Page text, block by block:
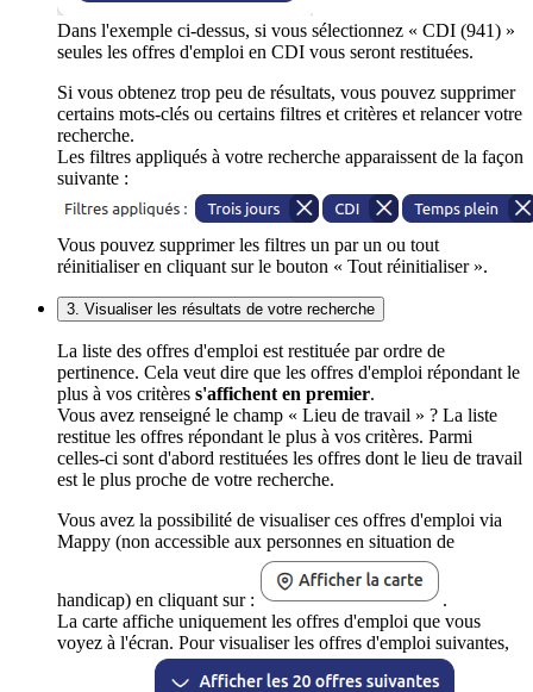
Dans l'exemple ci-dessus, si vous sélectionnez « CDI (941) »
seules les offres d'emploi en CDI vous seront restituées.
Si vous obtenez trop peu de résultats, vous pouvez supprimer
certains mots-clés ou certains filtres et critères et relancer votre
recherche.
Les filtres appliqués à votre recherche apparaissent de la façon
suivante :
Vous pouvez supprimer les filtres un par un ou tout
réinitialiser en cliquant sur le bouton « Tout réinitialiser ».
3. Visualiser les résultats de votre recherche
La liste des offres d'emploi est restituée par ordre de
pertinence. Cela veut dire que les offres d'emploi répondant le
plus à vos critères s'affichent en premier.
Vous avez renseigné le champ « Lieu de travail » ? La liste
restitue les offres répondant le plus à vos critères. Parmi
celles-ci sont d'abord restituées les offres dont le lieu de travail
est le plus proche de votre recherche.
Vous avez la possibilité de visualiser ces offres d'emploi via
Mappy (non accessible aux personnes en situation de
handicap) en cliquant sur :
.
La carte affiche uniquement les offres d'emploi que vous
voyez à l'écran. Pour visualiser les offres d'emploi suivantes,